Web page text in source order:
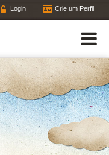
Login Crie um Perfil